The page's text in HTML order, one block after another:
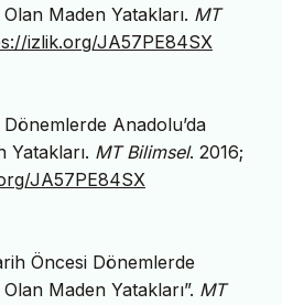
Olan Maden Yatakları. MT
izlik.org/JA57PE84SX
Anadolu’da
Yatakları. MT Bilimsel. 2016;
JA57PE84SX
Öncesi Dönemlerde
Maden Yatakları”. MT